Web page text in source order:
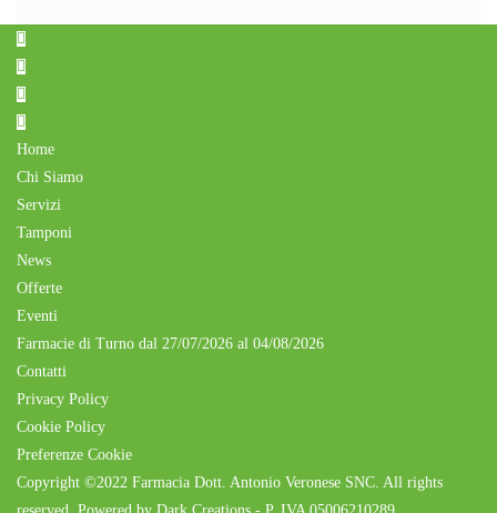
Home
Chi Siamo
Servizi
Tamponi
News
Offerte
Eventi
Farmacie di Turno dal 27/07/2026 al 04/08/2026
Contatti
Privacy Policy
Cookie Policy
Preferenze Cookie
Copyright ©2022 Farmacia Dott. Antonio Veronese SNC. All rights